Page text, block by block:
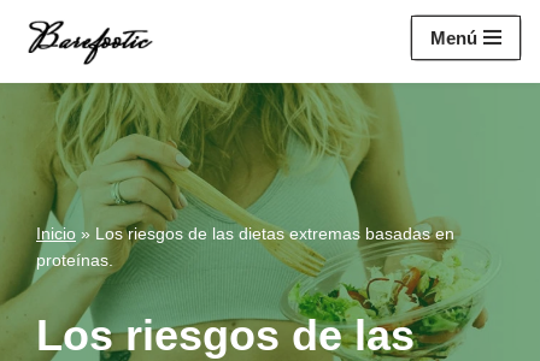
Saltar
contenido
Menú
Inicio » Los riesgos de las dietas extremas basadas en
proteínas.
Los riesgos de las